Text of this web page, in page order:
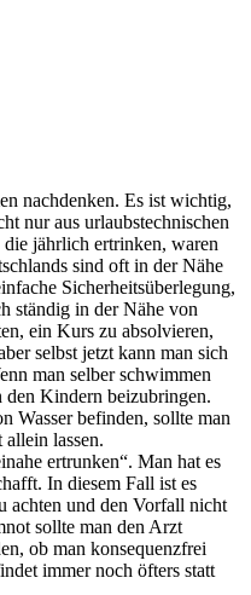
nachdenken. Es ist wichtig,
nur aus urlaubstechnischen
jährlich ertrinken, waren
sind oft in der Nähe
Sicherheitsüberlegung,
ständig in der Nähe von
ein Kurs zu absolvieren,
selbst jetzt kann man sich
man selber schwimmen
den Kindern beizubringen.
Wasser befinden, sollte man
lassen.
ertrunken“. Man hat es
In diesem Fall ist es
achten und den Vorfall nicht
sollte man den Arzt
ob man konsequenzfrei
immer noch öfters statt